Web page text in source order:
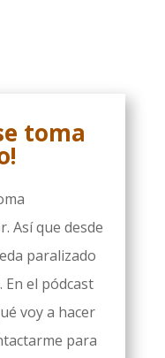
toma
Así que desde
paralizado
En el pódcast
voy a hacer
para